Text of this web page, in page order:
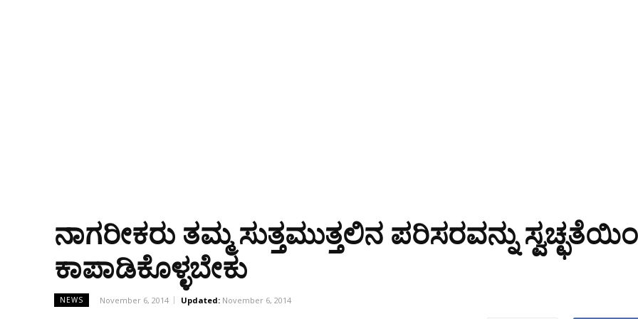
ನಾಗರೀಕರು ತಮ್ಮ ಸುತ್ತಮುತ್ತಲಿನ ಪರಿಸರವನ್ನು
ಕಾಪಾಡಿಕೊಳ್ಳಬೇಕು
NEWS November 6, 2014 Updated: November 6, 2014